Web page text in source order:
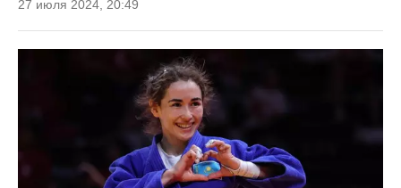
27 июля 2024, 20:49